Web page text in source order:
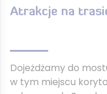
Atrakcje na
Dojeżdżamy do
w tym miejscu